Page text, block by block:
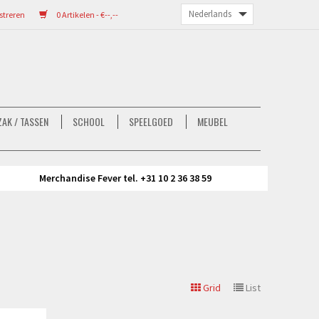
0 Artikelen - €--,--
/ TASSEN SCHOOL SPEELGOED MEUBEL
Merchandise Fever tel. +31 10 2 36 38 59
Grid List